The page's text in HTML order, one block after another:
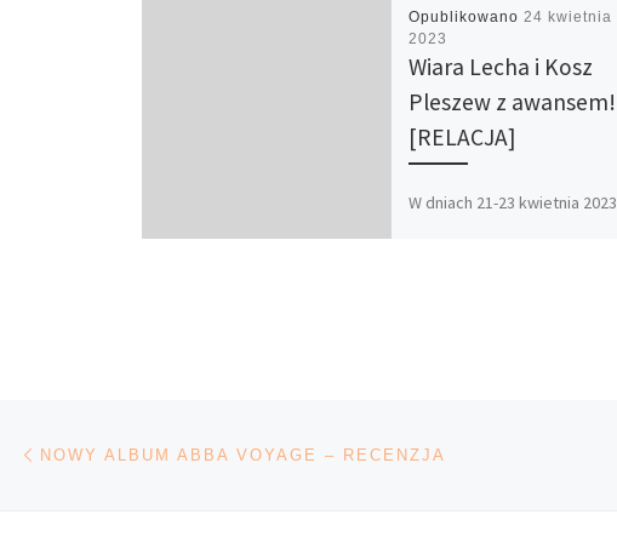
Opublikowano 24 kwietnia
2023
Wiara Lecha i Kosz
Pleszew z awansem!
[RELACJA]
W dniach 21-23 kwietnia 2023
Nawigacja wpisu
NOWY ALBUM ABBA VOYAGE – RECENZJA